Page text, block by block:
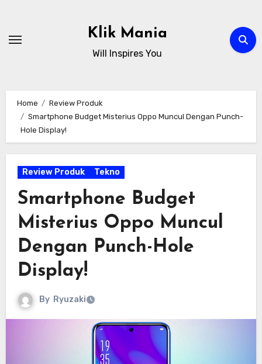
content
Klik Mania
Will Inspires You
Home
Review Produk
Smartphone Budget Misterius Oppo Muncul Dengan Punch-
Hole Display!
Review Produk Tekno
Smartphone Budget
Misterius Oppo Muncul
Dengan Punch-Hole
Display!
By Ryuzaki